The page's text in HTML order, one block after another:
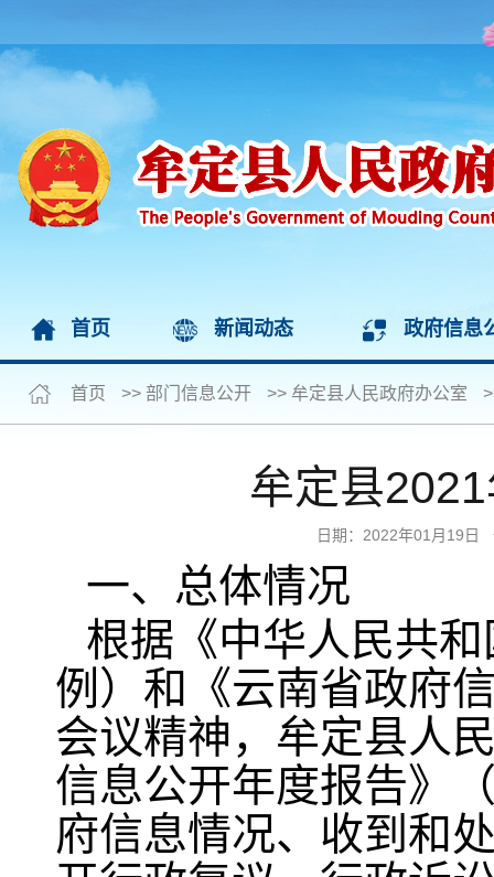
首页 新闻动态 政府信息
首页 >> 部门信息公开 >> 牟定县人民政府办公室
牟定县
日期：2022年01月19
一、总体情况
根据《中华人民共
例）和《云南省政府
会议精神，牟定县人
信息公开年度报告》
府信息情况、收到和